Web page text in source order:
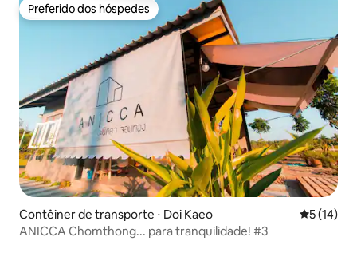
Preferido dos hóspedes
Preferido dos hóspedes
Contêiner de transporte ⋅ Doi Kaeo 5 de uma
5 (14)
ANICCA Chomthong... para tranquilidade! #3